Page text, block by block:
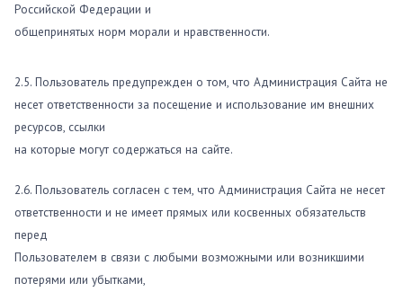
Российской Федерации и
общепринятых норм морали и нравственности.
2.5. Пользователь предупрежден о том, что Администрация Сайта не
несет ответственности за посещение и использование им внешних
ресурсов, ссылки
на которые могут содержаться на сайте.
2.6. Пользователь согласен с тем, что Администрация Сайта не несет
ответственности и не имеет прямых или косвенных обязательств
перед
Пользователем в связи с любыми возможными или возникшими
потерями или убытками,